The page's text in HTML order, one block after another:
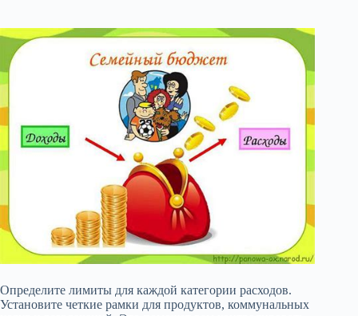
Определите лимиты для каждой категории расходов.
Установите четкие рамки для продуктов, коммунальных